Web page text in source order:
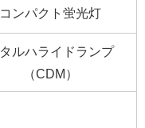
コンパクト蛍光灯
タルハライドランプ
（CDM）